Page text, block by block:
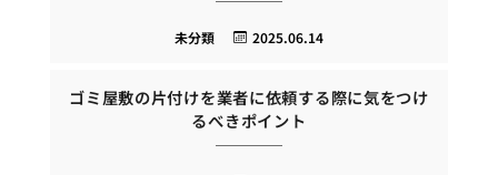
2025.06.14
未分類
ゴミ屋敷の片付けを業者に依頼する際に気をつけ
るべきポイント